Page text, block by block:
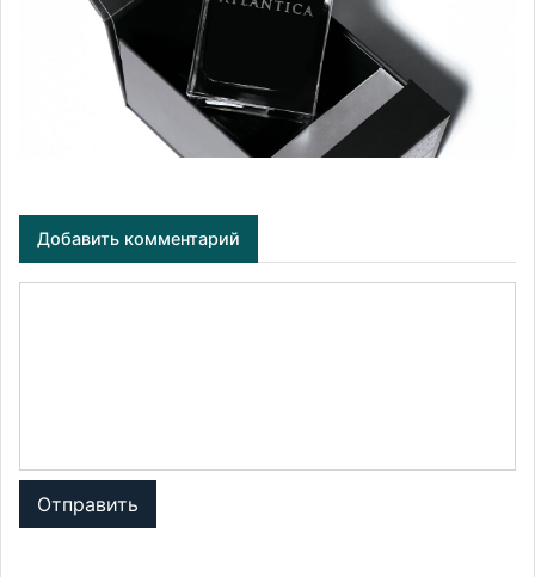
Добавить комментарий
Отправить